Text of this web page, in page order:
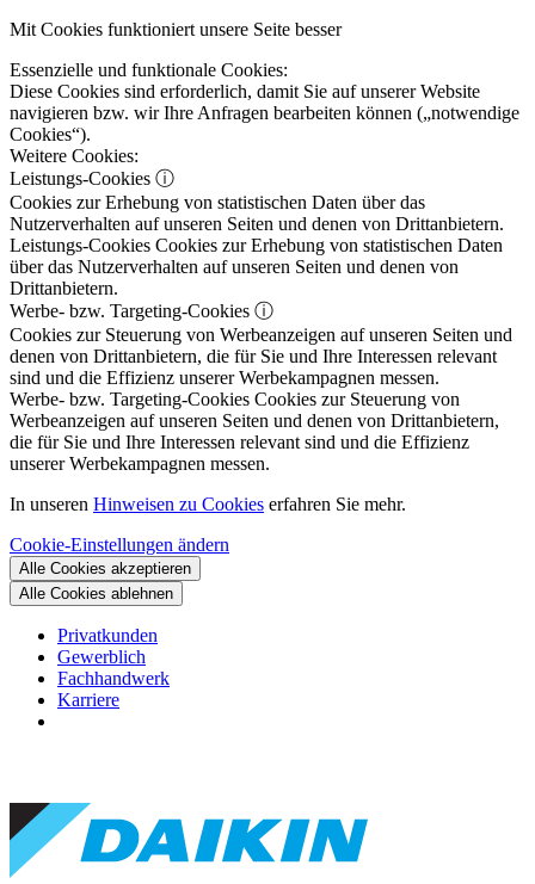
Mit Cookies funktioniert unsere Seite besser
Essenzielle und funktionale Cookies:
Diese Cookies sind erforderlich, damit Sie auf unserer Website
navigieren bzw. wir Ihre Anfragen bearbeiten können („notwendige
Cookies“).
Weitere Cookies:
Leistungs-Cookies ⓘ
Cookies zur Erhebung von statistischen Daten über das
Nutzerverhalten auf unseren Seiten und denen von Drittanbietern.
Leistungs-Cookies Cookies zur Erhebung von statistischen Daten
über das Nutzerverhalten auf unseren Seiten und denen von
Drittanbietern.
Werbe- bzw. Targeting-Cookies ⓘ
Cookies zur Steuerung von Werbeanzeigen auf unseren Seiten und
denen von Drittanbietern, die für Sie und Ihre Interessen relevant
sind und die Effizienz unserer Werbekampagnen messen.
Werbe- bzw. Targeting-Cookies Cookies zur Steuerung von
Werbeanzeigen auf unseren Seiten und denen von Drittanbietern,
die für Sie und Ihre Interessen relevant sind und die Effizienz
unserer Werbekampagnen messen.
In unseren Hinweisen zu Cookies erfahren Sie mehr.
Cookie-Einstellungen ändern
Alle Cookies akzeptieren
Alle Cookies ablehnen
Privatkunden
Gewerblich
Fachhandwerk
Karriere